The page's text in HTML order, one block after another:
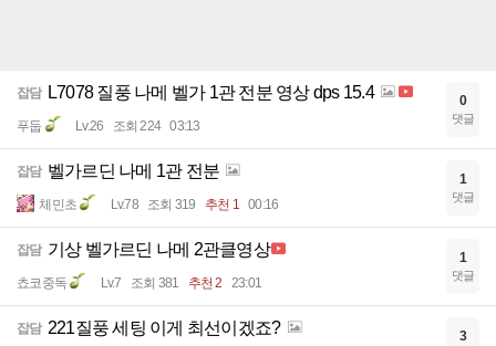
잡담 L7078 질풍 나메 벨가 1관 전분 영상 dps 15.4
푸둡 Lv.26 조회 224 03:13
0
댓글
잡담 벨가르딘 나메 1관 전분
체민초 Lv.78 조회 319 추천 1 00:16
1
댓글
잡담 기상 벨가르딘 나메 2관클영상
쵸코중독 Lv.7 조회 381 추천 2 23:01
1
댓글
잡담 221질풍 세팅 이게 최선이겠죠? 3